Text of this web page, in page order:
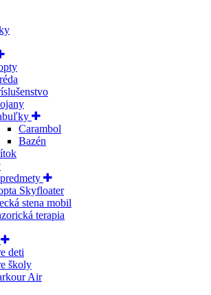
Carambol
Bazén
Skyfloater
stena mobil
terapia
deti
školy
Air